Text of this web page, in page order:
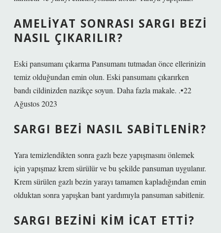
AMELIYAT SONRASI SARGI BEZI
NASIL ÇIKARILIR?
Eski pansumanı çıkarma Pansumanı tutmadan önce ellerinizin
temiz olduğundan emin olun. Eski pansumanı çıkarırken
bandı cildinizden nazikçe soyun. Daha fazla makale. .•22
Ağustos 2023
SARGI BEZI NASIL SABITLENIR?
Yara temizlendikten sonra gazlı beze yapışmasını önlemek
için yapışmaz krem ​​sürülür ve bu şekilde pansuman uygulanır.
Krem sürülen gazlı bezin yarayı tamamen kapladığından emin
olduktan sonra yapışkan bant yardımıyla pansuman sabitlenir.
SARGI BEZINI KIM ICAT ETTI?